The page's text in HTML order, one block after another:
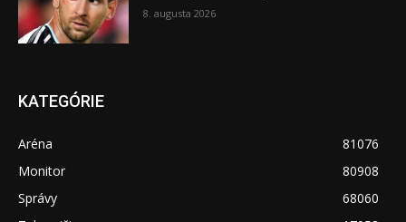
8. augusta 2026
KATEGÓRIE
Aréna
81076
Monitor
80908
Správy
68060